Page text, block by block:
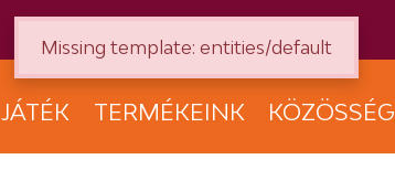
JÁTÉK TERMÉKEINK KÖZÖSSÉG
Missing template: entities/default